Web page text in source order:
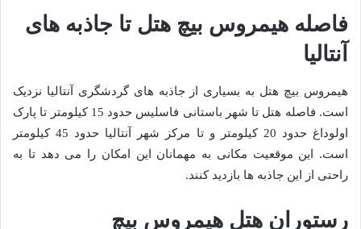
فاصله هیمروس بیچ هتل تا جاذبه های
آنتالیا
هیمروس بیچ هتل به بسیاری از جاذبه های گردشگری آنتالیا نزدیک
است. فاصله هتل تا شهر باستانی فاسلیس حدود 15 کیلومتر تا پارک
اولوداغ حدود 20 کیلومتر و تا مرکز شهر آنتالیا حدود 45 کیلومتر
است. این موقعیت مکانی به مهمانان این امکان را می دهد تا به
راحتی از این جاذبه ها بازدید کنند.
رستوران هتل هیمروس بیچ